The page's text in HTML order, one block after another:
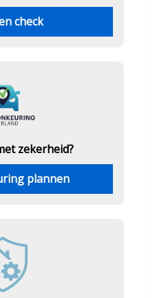
check
zekerheid?
plannen